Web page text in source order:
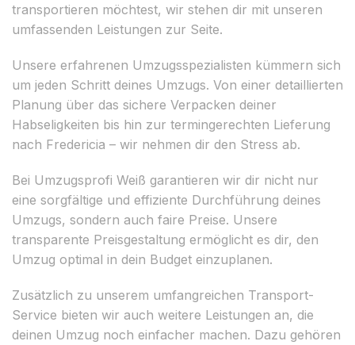
transportieren möchtest, wir stehen dir mit unseren
umfassenden Leistungen zur Seite.
Unsere erfahrenen Umzugsspezialisten kümmern sich
um jeden Schritt deines Umzugs. Von einer detaillierten
Planung über das sichere Verpacken deiner
Habseligkeiten bis hin zur termingerechten Lieferung
nach Fredericia – wir nehmen dir den Stress ab.
Bei Umzugsprofi Weiß garantieren wir dir nicht nur
eine sorgfältige und effiziente Durchführung deines
Umzugs, sondern auch faire Preise. Unsere
transparente Preisgestaltung ermöglicht es dir, den
Umzug optimal in dein Budget einzuplanen.
Zusätzlich zu unserem umfangreichen Transport-
Service bieten wir auch weitere Leistungen an, die
deinen Umzug noch einfacher machen. Dazu gehören